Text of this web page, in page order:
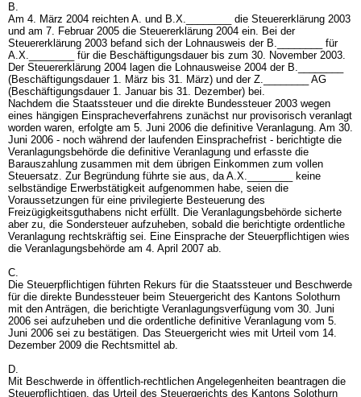
B.
Am 4. März 2004 reichten A. und B.X.________ die Steuererklärung 2003
und am 7. Februar 2005 die Steuererklärung 2004 ein. Bei der
Steuererklärung 2003 befand sich der Lohnausweis der B.________ für
A.X.________ für die Beschäftigungsdauer bis zum 30. November 2003.
Der Steuererklärung 2004 lagen die Lohnausweise 2004 der B.________
(Beschäftigungsdauer 1. März bis 31. März) und der Z.________ AG
(Beschäftigungsdauer 1. Januar bis 31. Dezember) bei.
Nachdem die Staatssteuer und die direkte Bundessteuer 2003 wegen
eines hängigen Einspracheverfahrens zunächst nur provisorisch veranlagt
worden waren, erfolgte am 5. Juni 2006 die definitive Veranlagung. Am 30.
Juni 2006 - noch während der laufenden Einsprachefrist - berichtigte die
Veranlagungsbehörde die definitive Veranlagung und erfasste die
Barauszahlung zusammen mit dem übrigen Einkommen zum vollen
Steuersatz. Zur Begründung führte sie aus, da A.X.________ keine
selbständige Erwerbstätigkeit aufgenommen habe, seien die
Voraussetzungen für eine privilegierte Besteuerung des
Freizügigkeitsguthabens nicht erfüllt. Die Veranlagungsbehörde sicherte
aber zu, die Sondersteuer aufzuheben, sobald die berichtigte ordentliche
Veranlagung rechtskräftig sei. Eine Einsprache der Steuerpflichtigen wies
die Veranlagungsbehörde am 4. April 2007 ab.
C.
Die Steuerpflichtigen führten Rekurs für die Staatssteuer und Beschwerde
für die direkte Bundessteuer beim Steuergericht des Kantons Solothurn
mit den Anträgen, die berichtigte Veranlagungsverfügung vom 30. Juni
2006 sei aufzuheben und die ordentliche definitive Veranlagung vom 5.
Juni 2006 sei zu bestätigen. Das Steuergericht wies mit Urteil vom 14.
Dezember 2009 die Rechtsmittel ab.
D.
Mit Beschwerde in öffentlich-rechtlichen Angelegenheiten beantragen die
Steuerpflichtigen, das Urteil des Steuergerichts des Kantons Solothurn